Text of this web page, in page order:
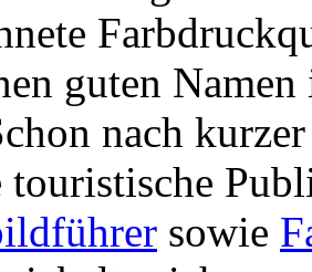
guten
nach
touristische
sowie